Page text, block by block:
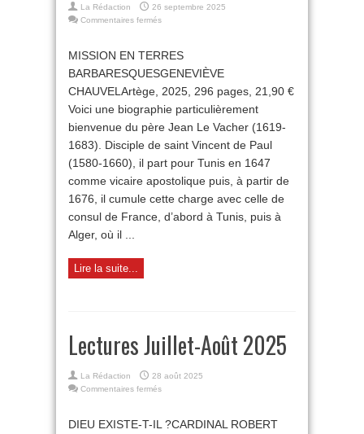
La Rédaction
26 septembre 2025
Commentaires fermés
2025
MISSION EN TERRES
BARBARESQUESGENEVIÈVE
CHAUVELArtège, 2025, 296 pages, 21,90 €
Voici une biographie particulièrement
bienvenue du père Jean Le Vacher (1619-
1683). Disciple de saint Vincent de Paul
(1580-1660), il part pour Tunis en 1647
comme vicaire apostolique puis, à partir de
1676, il cumule cette charge avec celle de
consul de France, d’abord à Tunis, puis à
Alger, où il ...
Lire la suite...
Lectures Juillet-Août 2025
La Rédaction
28 août 2025
Commentaires fermés
Août
DIEU EXISTE-T-IL ?CARDINAL ROBERT